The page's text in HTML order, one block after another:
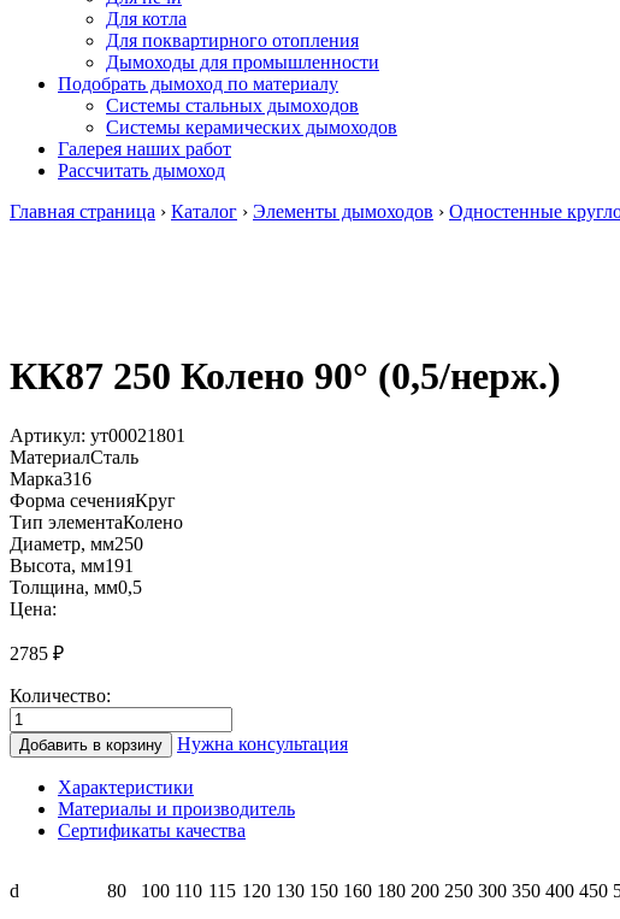
Для котла
Для поквартирного отопления
Дымоходы для промышленности
Подобрать дымоход по материалу
Системы стальных дымоходов
Системы керамических дымоходов
Галерея наших работ
Рассчитать дымоход
Главная страница › Каталог › Элементы дымоходов › Одностенные
КК87 250 Колено 90° (0,5/нерж.)
Артикул: ут00021801
МатериалСталь
Марка316
Форма сеченияКруг
Тип элементаКолено
Диаметр, мм250
Высота, мм191
Толщина, мм0,5
Цена:
2785 ₽
Количество:
Количество
товара
КК87
Колено
Добавить в корзину Нужна консультация
Характеристики
Материалы и производитель
Сертификаты качества
d 80 100 110 115 120 130 150 160 180 200 250 300 350 400 450